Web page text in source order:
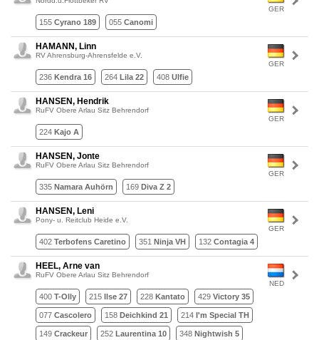
GER
155 Cyrano 189 055 Canomi
GER
HAMANN, Linn
RV Ahrensburg-Ahrensfelde e.V.
236 Kendra 16 264 Lila 22 408 Ulfie
GER
HANSEN, Hendrik
RuFV Obere Arlau Sitz Behrendorf
224 Kajo A
GER
HANSEN, Jonte
RuFV Obere Arlau Sitz Behrendorf
335 Namara Auhörn 169 Diva Z 2
GER
HANSEN, Leni
Pony- u. Reitclub Heide e.V.
402 Terbofens Caretino 351 Ninja VH 132 Contagia 4
NED
HEEL, Arne van
RuFV Obere Arlau Sitz Behrendorf
400 T-Olly 215 Ilse 27 228 Kantato 429 Victory 35
077 Cascolero 158 Deichkind 21 214 I'm Special TH
149 Crackeur 252 Laurentina 10 348 Nightwish 5